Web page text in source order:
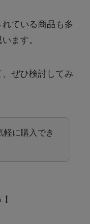
ている商品も多
ます。
ぜひ検討してみ
軽に購入でき